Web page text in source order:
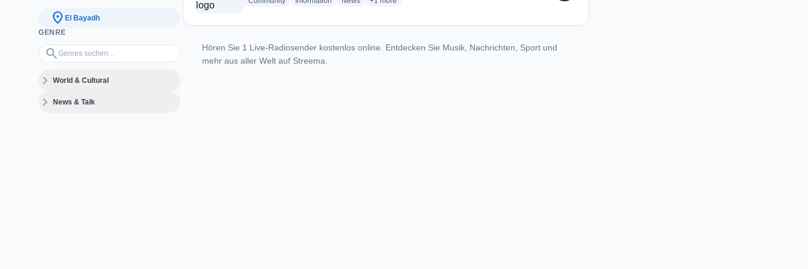
location_on El Bayadh
GENRE
search
Genres suchen…
expand_moreWorld & Cultural
expand_moreNews & Talk
Hören Sie 1 Live-Radiosender kostenlos online. Entdecken Sie Musik, Nachrichten, Sport und
mehr aus aller Welt auf Streema.